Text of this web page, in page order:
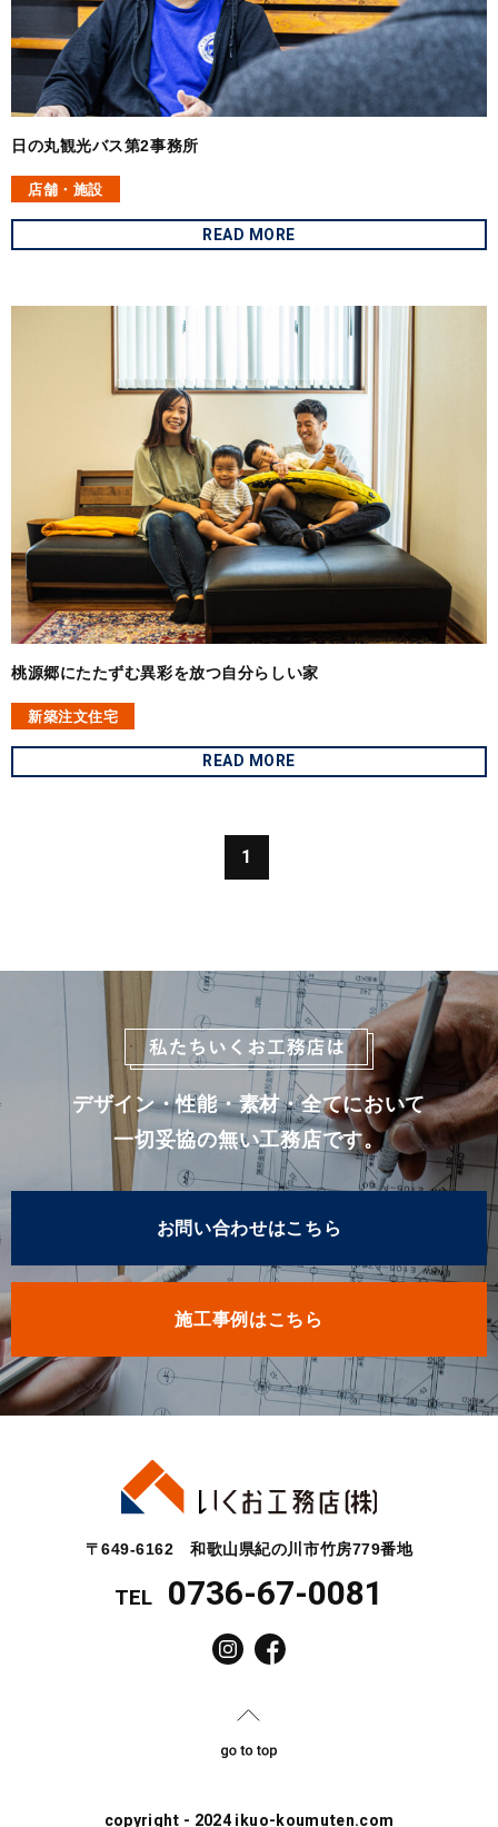
日の丸観光バス第2事務所
店舗・施設
READ MORE
桃源郷にたたずむ異彩を放つ自分らしい家
新築注文住宅
READ MORE
1
デザイン・性能・素材・全てにおいて
一切妥協の無い工務店です。
お問い合わせはこちら
施工事例はこちら
〒649-6162 和歌山県紀の川市竹房779番地
TEL 0736-67-0081
copyright - 2024 ikuo-koumuten.com